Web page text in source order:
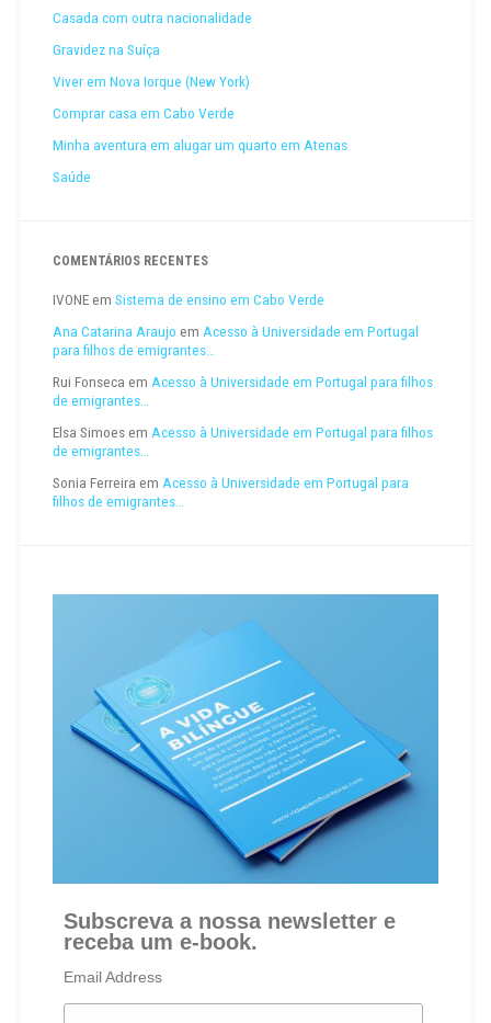
Casada com outra nacionalidade
Gravidez na Suíça
Viver em Nova Iorque (New York)
Comprar casa em Cabo Verde
Minha aventura em alugar um quarto em Atenas
Saúde
COMENTÁRIOS RECENTES
IVONEem Sistema de ensino em Cabo Verde
Ana Catarina Araujo em Acesso à Universidade em Portugal
para filhos de emigrantes…
Rui Fonseca em Acesso à Universidade em Portugal para filhos
de emigrantes…
Elsa Simoesem Acesso à Universidade em Portugal para filhos
de emigrantes…
Sonia Ferreira em Acesso à Universidade em Portugal para
filhos de emigrantes…
Subscreva a nossa newsletter e
receba um e-book.
Email Address